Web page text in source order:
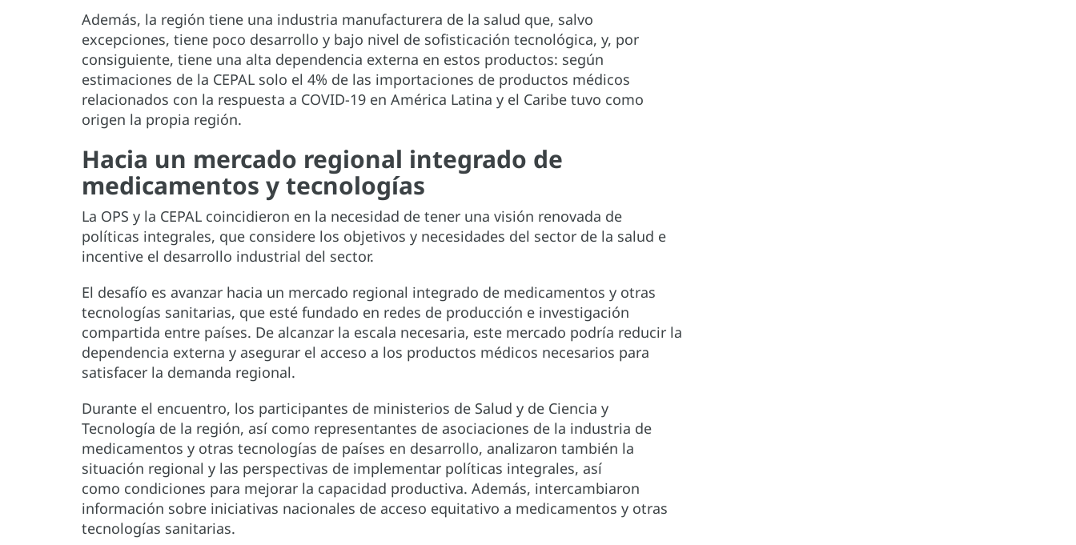
Además, la región tiene una industria manufacturera de la salud que, salvo
excepciones, tiene poco desarrollo y bajo nivel de sofisticación tecnológica, y, por
consiguiente, tiene una alta dependencia externa en estos productos: según
estimaciones de la CEPAL solo el 4% de las importaciones de productos médicos
relacionados con la respuesta a COVID-19 en América Latina y el Caribe tuvo como
origen la propia región.
Hacia un mercado regional integrado de
medicamentos y tecnologías
La OPS y la CEPAL coincidieron en la necesidad de tener una visión renovada de
políticas integrales, que considere los objetivos y necesidades del sector de la salud e
incentive el desarrollo industrial del sector.
El desafío es avanzar hacia un mercado regional integrado de medicamentos y otras
tecnologías sanitarias, que esté fundado en redes de producción e investigación
compartida entre países. De alcanzar la escala necesaria, este mercado podría reducir la
dependencia externa y asegurar el acceso a los productos médicos necesarios para
satisfacer la demanda regional.
Durante el encuentro, los participantes de ministerios de Salud y de Ciencia y
Tecnología de la región, así como representantes de asociaciones de la industria de
medicamentos y otras tecnologías de países en desarrollo, analizaron también la
situación regional y las perspectivas de implementar políticas integrales, así
como condiciones para mejorar la capacidad productiva. Además, intercambiaron
información sobre iniciativas nacionales de acceso equitativo a medicamentos y otras
tecnologías sanitarias.